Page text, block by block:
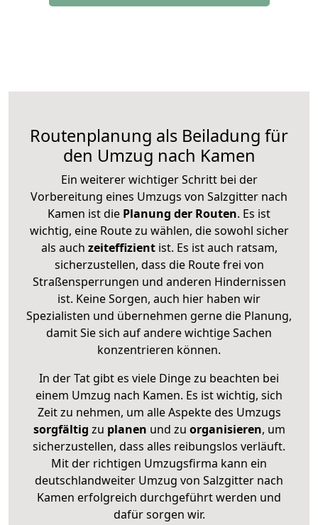
Routenplanung als Beiladung für
den Umzug nach Kamen
Ein weiterer wichtiger Schritt bei der
Vorbereitung eines Umzugs von Salzgitter nach
Kamen ist die Planung der Routen. Es ist
wichtig, eine Route zu wählen, die sowohl sicher
als auch zeiteffizientist. Es ist auch ratsam,
sicherzustellen, dass die Route frei von
Straßensperrungen und anderen Hindernissen
ist. Keine Sorgen, auch hier haben wir
Spezialisten und übernehmen gerne die Planung,
damit Sie sich auf andere wichtige Sachen
konzentrieren können.
In der Tat gibt es viele Dinge zu beachten bei
einem Umzug nach Kamen. Es ist wichtig, sich
Zeit zu nehmen, um alle Aspekte des Umzugs
sorgfältig zu planen und zu organisieren, um
sicherzustellen, dass alles reibungslos verläuft.
Mit der richtigen Umzugsfirma kann ein
deutschlandweiter Umzug von Salzgitter nach
Kamen erfolgreich durchgeführt werden und
dafür sorgen wir.